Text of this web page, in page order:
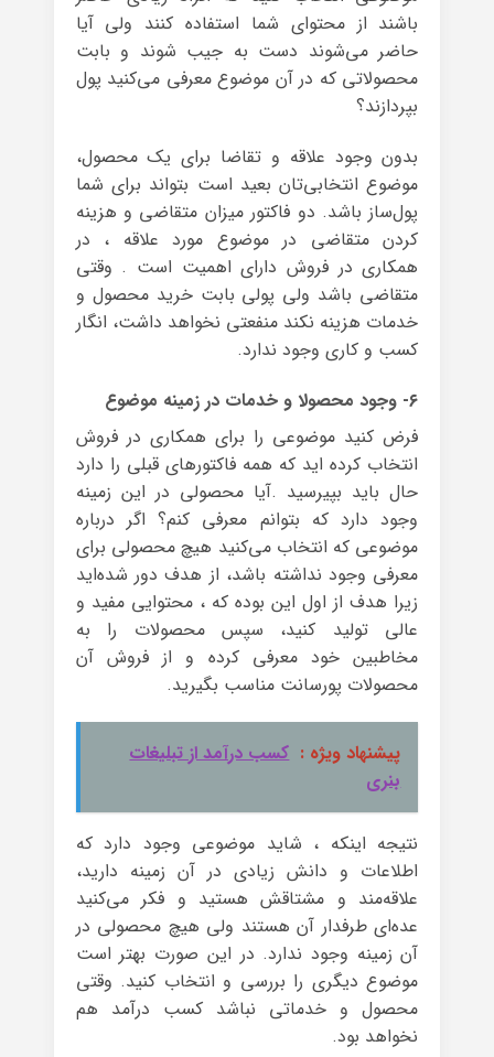
باشند از محتوای شما استفاده کنند ولی آیا
حاضر می‌شوند دست به جیب شوند و بابت
محصولاتی که در آن موضوع معرفی می‌کنید پول
بپردازند؟
بدون وجود علاقه و تقاضا برای یک محصول،
موضوع انتخابی‌تان بعید است بتواند برای شما
پول‌ساز باشد. دو فاکتور میزان متقاضی و هزینه
کردن متقاضی در موضوع مورد علاقه ، در
همکاری در فروش دارای اهمیت است . وقتی
متقاضی باشد ولی پولی بابت خرید محصول و
خدمات هزینه نکند منفعتی نخواهد داشت، انگار
کسب و کاری وجود ندارد.
۶- وجود محصولا و خدمات در زمینه موضوع
فرض کنید موضوعی را برای همکاری در فروش
انتخاب کرده اید که همه فاکتورهای قبلی را دارد
حال باید بپیرسید .آیا محصولی در این زمینه
وجود دارد که بتوانم معرفی کنم؟ اگر درباره
موضوعی که انتخاب می‌کنید هیچ محصولی برای
معرفی وجود نداشته باشد، از هدف دور شده‌اید
زیرا هدف از اول این بوده که ، محتوایی مفید و
عالی تولید کنید، سپس محصولات را به
مخاطبین خود معرفی کرده و از فروش آن
محصولات پورسانت مناسب بگیرید.
پیشنهاد ویژه : کسب درآمد از تبلیغات
بنری
نتیجه اینکه ، شاید موضوعی وجود دارد که
اطلاعات و دانش زیادی در آن زمینه دارید،
علاقه‌مند و مشتاقش هستید و فکر می‌کنید
عده‌ای طرفدار آن هستند ولی هیچ محصولی در
آن زمینه وجود ندارد. در این صورت بهتر است
موضوع دیگری را بررسی و انتخاب کنید. وقتی
محصول و خدماتی نباشد کسب درآمد هم
نخواهد بود.